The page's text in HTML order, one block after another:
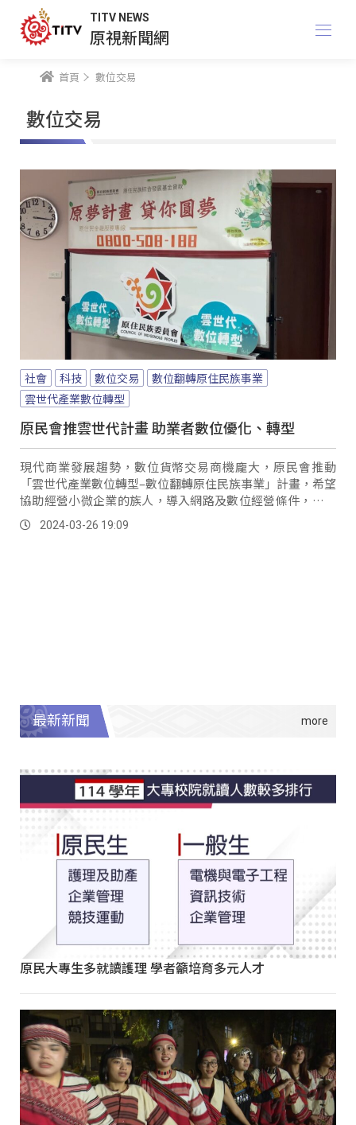
TITV NEWS
原視新聞網
首頁 數位交易
數位交易
社會 科技 數位交易
數位翻轉原住民族事業
雲世代產業數位轉型
原民會推雲世代計畫 助業者數位優化、轉型
現代商業發展趨勢，數位貨幣交易商機龐大，原民會推動
「雲世代產業數位轉型–數位翻轉原住民族事業」計畫，希望
協助經營小微企業的族人，導入網路及數位經營條件，帶領
族人進入電商時代。
2024-03-26 19:09
最新新聞
原民大專生多就讀護理 學者籲培育多元人才